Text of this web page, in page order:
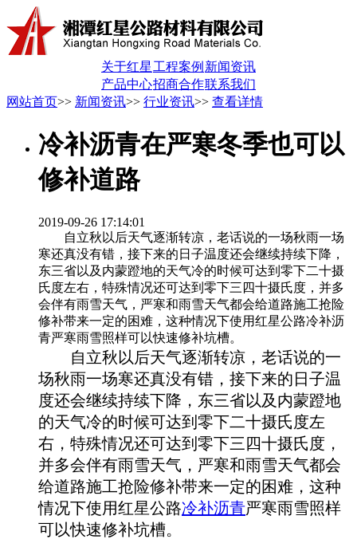
关于红星 工程案例 新闻资讯
产品中心招商合作联系我们
网站首页>> 新闻资讯>> 行业资讯>> 查看详情
冷补沥青在严寒冬季也可以
修补道路
2019-09-26 17:14:01
自立秋以后天气逐渐转凉，老话说的一场秋雨一场
寒还真没有错，接下来的日子温度还会继续持续下降，
东三省以及内蒙蹬地的天气冷的时候可达到零下二十摄
氏度左右，特殊情况还可达到零下三四十摄氏度，并多
会伴有雨雪天气，严寒和雨雪天气都会给道路施工抢险
修补带来一定的困难，这种情况下使用红星公路冷补沥
青严寒雨雪照样可以快速修补坑槽。
自立秋以后天气逐渐转凉，老话说的一
场秋雨一场寒还真没有错，接下来的日子温
度还会继续持续下降，东三省以及内蒙蹬地
的天气冷的时候可达到零下二十摄氏度左
右，特殊情况还可达到零下三四十摄氏度，
并多会伴有雨雪天气，严寒和雨雪天气都会
给道路施工抢险修补带来一定的困难，这种
情况下使用红星公路冷补沥青严寒雨雪照样
可以快速修补坑槽。